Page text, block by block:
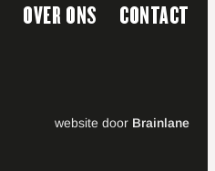
OVER ONS CONTACT
website door Brainlane